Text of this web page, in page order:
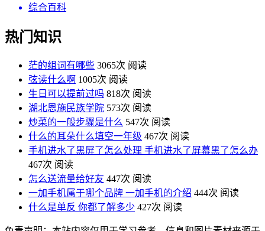
综合百科
热门知识
茫的组词有哪些 3065次 阅读
弦读什么啊 1005次 阅读
生日可以提前过吗 818次 阅读
湖北恩施民族学院 573次 阅读
炒菜的一般步骤是什么 547次 阅读
什么的耳朵什么填空一年级 467次 阅读
手机进水了黑屏了怎么处理 手机进水了屏幕黑了怎么办
467次 阅读
怎么送流量给好友 447次 阅读
一加手机属于哪个品牌 一加手机的介绍 444次 阅读
什么是单反 你都了解多少 427次 阅读